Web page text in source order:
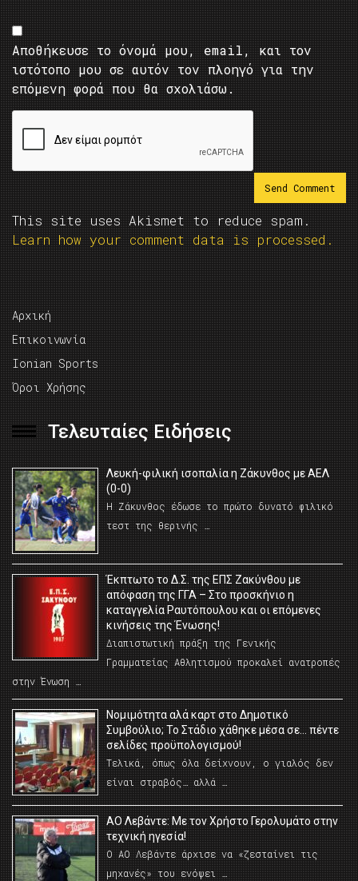
Αποθήκευσε το όνομά μου, email, και τον
ιστότοπο μου σε αυτόν τον πλοηγό για την
επόμενη φορά που θα σχολιάσω.
This site uses Akismet to reduce spam.
Learn how your comment data is processed.
Αρχική
Επικοινωνία
Ionian Sports
Όροι Χρήσης
Τελευταίες Ειδήσεις
Λευκή-φιλική ισοπαλία η Ζάκυνθος με ΑΕΛ
(0-0)
Η Ζάκυνθος έδωσε το πρώτο δυνατό φιλικό
τεστ της θερινής …
Έκπτωτο το Δ.Σ. της ΕΠΣ Ζακύνθου με
απόφαση της ΓΓΑ – Στο προσκήνιο η
καταγγελία Ραυτόπουλου και οι επόμενες
κινήσεις της Ένωσης!
Διαπιστωτική πράξη της Γενικής
Γραμματείας Αθλητισμού προκαλεί ανατροπές
στην Ένωση …
Νομιμότητα αλά καρτ στο Δημοτικό
Συμβούλιο; Το Στάδιο χάθηκε μέσα σε… πέντε
σελίδες προϋπολογισμού!
Τελικά, όπως όλα δείχνουν, ο γιαλός δεν
είναι στραβός… αλλά …
ΑΟ Λεβάντε: Με τον Χρήστο Γερολυμάτο στην
τεχνική ηγεσία!
Ο ΑΟ Λεβάντε άρχισε να «ζεσταίνει τις
μηχανές» του ενόψει …